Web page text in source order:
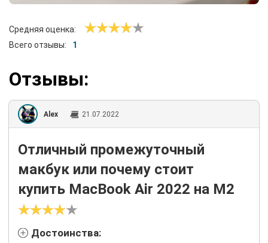
Средняя оценка:
Всего отзывы:
1
Отзывы:
Alex 21.07.2022
Отличный промежуточный
макбук или почему стоит
купить MacBook Air 2022 на M2
Достоинства: